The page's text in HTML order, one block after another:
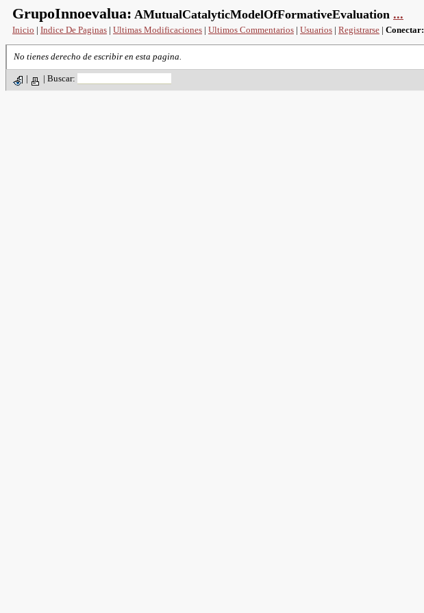
GrupoInnoevalua: AMutualCatalyticModelOfFormativeEvaluation ...
Inicio | Indice De Paginas | Ultimas Modificaciones | Ultimos Commentarios | Usuarios | Registrarse | Conectar:
No tienes derecho de escribir en esta pagina.
| | Buscar: